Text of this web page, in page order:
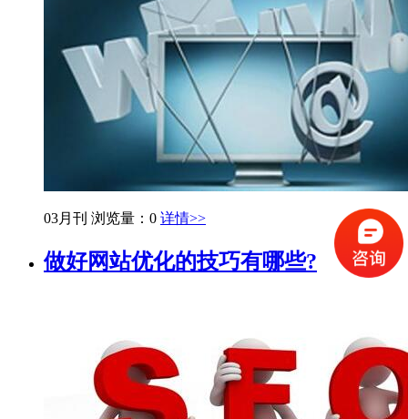
03月刊 浏览量：0 详情>>
做好网站优化的技巧有哪些?